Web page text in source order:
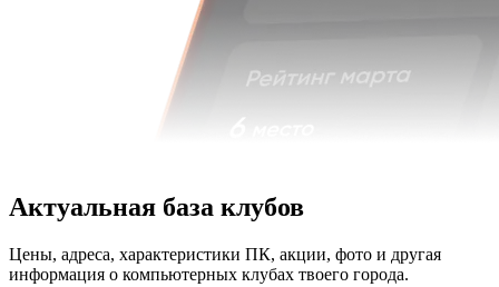
Актуальная база клубов
Цены, адреса, характеристики ПК, акции, фото и другая
информация о компьютерных клубах твоего города.